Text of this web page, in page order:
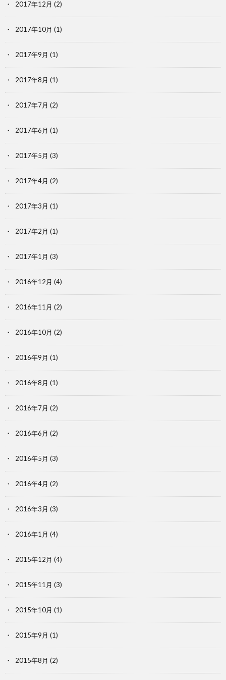
2017年12月 (2)
2017年10月 (1)
2017年9月 (1)
2017年8月 (1)
2017年7月 (2)
2017年6月 (1)
2017年5月 (3)
2017年4月 (2)
2017年3月 (1)
2017年2月 (1)
2017年1月 (3)
2016年12月 (4)
2016年11月 (2)
2016年10月 (2)
2016年9月 (1)
2016年8月 (1)
2016年7月 (2)
2016年6月 (2)
2016年5月 (3)
2016年4月 (2)
2016年3月 (3)
2016年1月 (4)
2015年12月 (4)
2015年11月 (3)
2015年10月 (1)
2015年9月 (1)
2015年8月 (2)